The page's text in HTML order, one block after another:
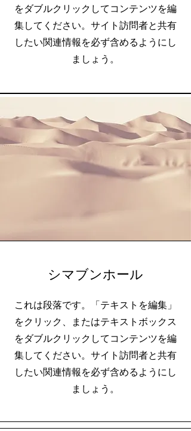
をダブルクリックしてコンテンツを編
集してください。サイト訪問者と共有
したい関連情報を必ず含めるようにし
ましょう。
シマブンホール
これは段落です。「テキストを編集」
をクリック、またはテキストボックス
をダブルクリックしてコンテンツを編
集してください。サイト訪問者と共有
したい関連情報を必ず含めるようにし
ましょう。